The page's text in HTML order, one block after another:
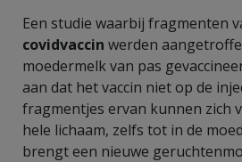
Een studie waarbij fragmenten
covidvaccin werden
moedermelk van pas
aan dat het vaccin niet op de
fragmentjes ervan kunnen zich
hele lichaam, zelfs tot in de
brengt een nieuwe